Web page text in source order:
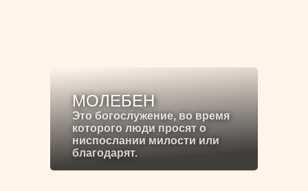
МОЛЕБЕН
Это богослужение, во время
которого люди просят о
ниспослании милости или
благодарят.